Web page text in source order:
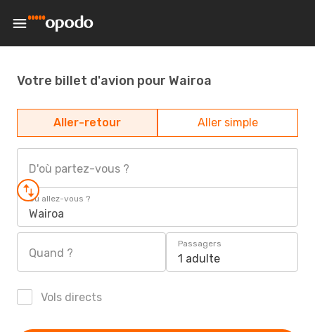
Votre billet d'avion pour Wairoa
Aller-retour Aller simple
D'où partez-vous ?
Où allez-vous ?
Wairoa
Quand ?
Passagers
1 adulte
Vols directs